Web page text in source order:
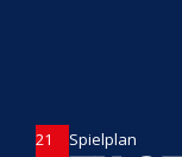
21 Spielplan